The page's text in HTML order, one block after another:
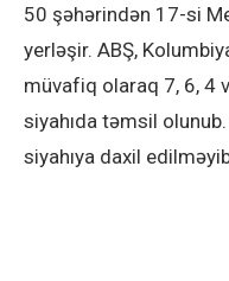
50 şəhərindən 17-si
yerləşir. ABŞ,
müvafiq olaraq 7, 6, 4
siyahıda təmsil
siyahıya daxil